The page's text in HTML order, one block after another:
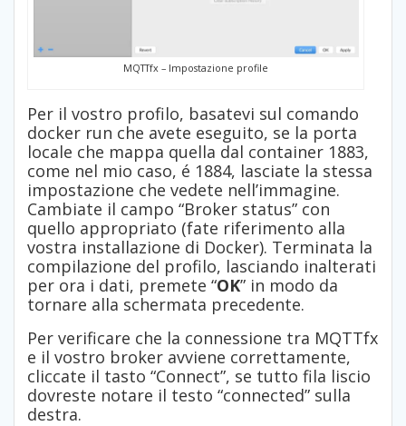
MQTTfx – Impostazione profile
Per il vostro profilo, basatevi sul comando
docker run che avete eseguito, se la porta
locale che mappa quella dal container 1883,
come nel mio caso, é 1884, lasciate la stessa
impostazione che vedete nell’immagine.
Cambiate il campo “Broker status” con
quello appropriato (fate riferimento alla
vostra installazione di Docker). Terminata la
compilazione del profilo, lasciando inalterati
per ora i dati, premete “OK” in modo da
tornare alla schermata precedente.
Per verificare che la connessione tra MQTTfx
e il vostro broker avviene correttamente,
cliccate il tasto “Connect”, se tutto fila liscio
dovreste notare il testo “connected” sulla
destra.